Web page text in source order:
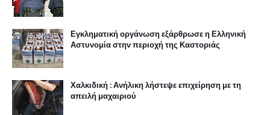
Εγκληματική οργάνωση εξάρθρωσε η Ελληνική
Αστυνομία στην περιοχή της Καστοριάς
Χαλκιδική : Ανήλικη λήστεψε επιχείρηση με τη
απειλή μαχαιριού